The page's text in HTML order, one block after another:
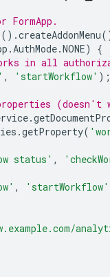
FormApp.
().createAddonMenu
.AuthMode.NONE)
{
in all
, 'startWorkflow' );
(doesn't
.
.getProperty(
status' ,
, 'startWorkflow'